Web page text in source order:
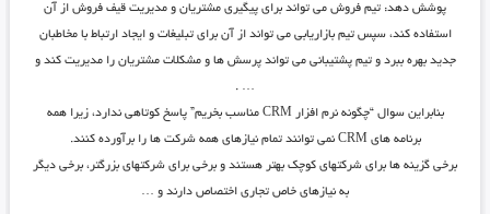
پوشش دهد: تیم فروش می تواند برای پیگیری مشتریان و مدیریت قیف فروش از آن
استفاده کند، سپس تیم بازاریابی می تواند از آن برای تبلیغات و ایجاد ارتباط با مخاطبان
جدید بهره ببرد و تیم پشتیبانی می تواند پرسش ها و مشکلات مشتریان را مدیریت کند و
… .
بنابراین سوال “چگونه نرم افزار CRM مناسب بخریم” پاسخ کوتاهی ندارد، زیرا همه
برنامه های CRM نمی توانند تمام نیازهای همه شرکت ها را برآورده کنند.
برخی گزینه ها برای شرکتهای کوچک بهتر هستند و برخی برای شرکتهای بزرگتر، برخی دیگر
به نیازهای خاص تجاری اختصاص دارند و …